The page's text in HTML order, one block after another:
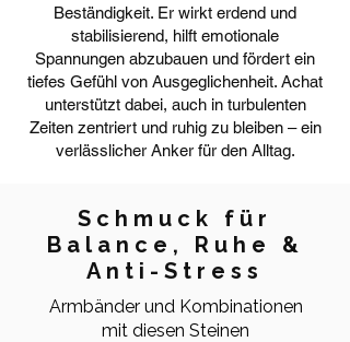
Beständigkeit. Er wirkt erdend und
stabilisierend, hilft emotionale
Spannungen abzubauen und fördert ein
tiefes Gefühl von Ausgeglichenheit. Achat
unterstützt dabei, auch in turbulenten
Zeiten zentriert und ruhig zu bleiben – ein
verlässlicher Anker für den Alltag.
Schmuck für
Balance, Ruhe &
Anti-Stress
Armbänder und Kombinationen
mit diesen Steinen